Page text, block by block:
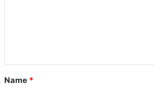
*
Name *